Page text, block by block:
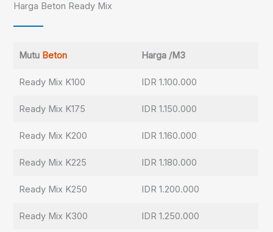
Harga Beton Ready Mix
Mutu Beton Harga /M3
Ready Mix K100 IDR 1.100.000
Ready Mix K175 IDR 1.150.000
Ready Mix K200 IDR 1.160.000
Ready Mix K225 IDR 1.180.000
Ready Mix K250 IDR 1.200.000
Ready Mix K300 IDR 1.250.000